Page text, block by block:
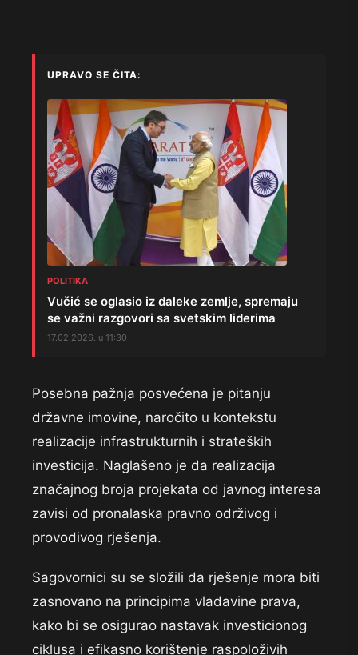
UPRAVO SE ČITA:
POLITIKA
Vučić se oglasio iz daleke zemlje, spremaju
se važni razgovori sa svetskim liderima
17.02.2026. u 11:30
Posebna pažnja posvećena je pitanju
državne imovine, naročito u kontekstu
realizacije infrastrukturnih i strateških
investicija. Naglašeno je da realizacija
značajnog broja projekata od javnog interesa
zavisi od pronalaska pravno održivog i
provodivog rješenja.
Sagovornici su se složili da rješenje mora biti
zasnovano na principima vladavine prava,
kako bi se osigurao nastavak investicionog
ciklusa i efikasno korištenje raspoloživih